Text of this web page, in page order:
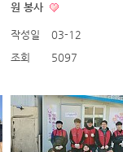
원 봉사
작성일
03-12
조회
5097